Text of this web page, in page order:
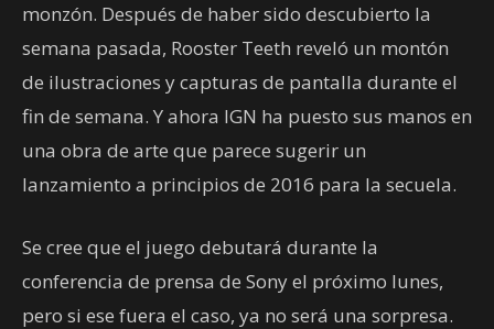
monzón. Después de haber sido descubierto la
semana pasada, Rooster Teeth reveló un montón
de ilustraciones y capturas de pantalla durante el
fin de semana. Y ahora IGN ha puesto sus manos en
una obra de arte que parece sugerir un
lanzamiento a principios de 2016 para la secuela.
Se cree que el juego debutará durante la
conferencia de prensa de Sony el próximo lunes,
pero si ese fuera el caso, ya no será una sorpresa.